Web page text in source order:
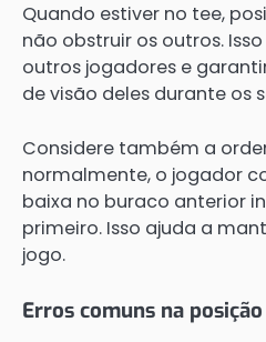
Quando estiver no tee,
não obstruir os outros.
outros jogadores e
de visão deles durante os
Considere também a
normalmente, o jogador
baixa no buraco anterior
primeiro. Isso ajuda a
jogo.
Erros comuns na